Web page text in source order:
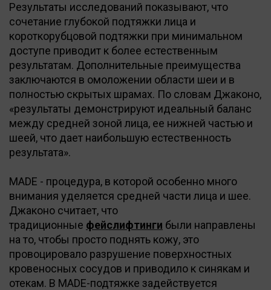
Результаты исследований показывают, что
сочетание глубокой подтяжки лица и
короткорубцовой подтяжки при минимальном
доступе приводит к более естественным
результатам. Дополнительные преимущества
заключаются в омоложении области шеи и в
полностью скрытых шрамах. По словам Джаконо,
«результаты демонстрируют идеальный баланс
между средней зоной лица, ее нижней частью и
шеей, что дает наибольшую естественность
результата».
MADE - процедура, в которой особенно много
внимания уделяется средней части лица и шее.
Джаконо считает, что
традиционные фейслифтинги были направлены
на то, чтобы просто поднять кожу, это
провоцировало разрушение поверхностных
кровеносных сосудов и приводило к синякам и
отекам. В MADE-подтяжке задействуется